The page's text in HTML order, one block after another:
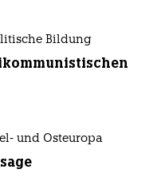
Bildung
und Osteuropa